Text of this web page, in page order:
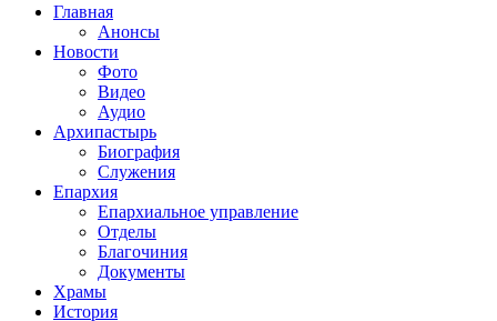
Главная
Анонсы
Новости
Фото
Видео
Аудио
Архипастырь
Биография
Служения
Епархия
Епархиальное управление
Отделы
Благочиния
Документы
Храмы
История